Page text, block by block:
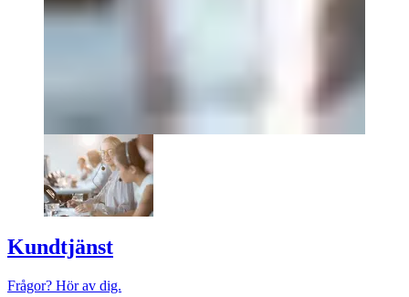
Kundtjänst
Frågor? Hör av dig.